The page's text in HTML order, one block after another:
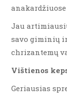
Jau
savo giminių
chrizantemų
Vištienos
Geriausias